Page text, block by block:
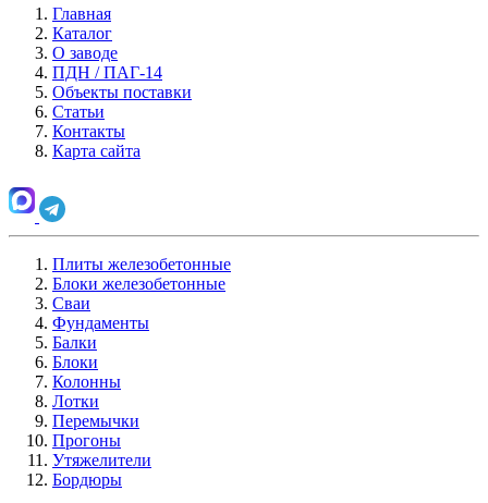
Главная
Каталог
О заводе
ПДН / ПАГ-14
Объекты поставки
Статьи
Контакты
Карта сайта
Плиты железобетонные
Блоки железобетонные
Сваи
Фундаменты
Балки
Блоки
Колонны
Лотки
Перемычки
Прогоны
Утяжелители
Бордюры